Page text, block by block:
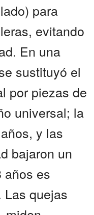
para
evitando
En una
sustituyó el
por piezas de
universal; la
y las
bajaron un
años es
Las quejas